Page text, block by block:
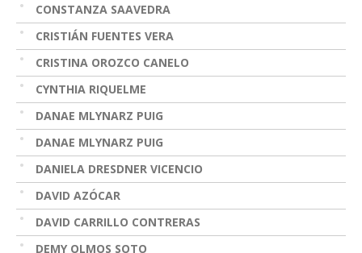
CONSTANZA SAAVEDRA
CRISTIÁN FUENTES VERA
CRISTINA OROZCO CANELO
CYNTHIA RIQUELME
DANAE MLYNARZ PUIG
DANAE MLYNARZ PUIG
DANIELA DRESDNER VICENCIO
DAVID AZÓCAR
DAVID CARRILLO CONTRERAS
DEMY OLMOS SOTO